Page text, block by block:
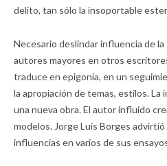
delito, tan sólo la insoportable
Necesario deslindar influencia de
autores mayores en otros
traduce en epigonía, en un
la apropiación de temas, estilos. La
una nueva obra. El autor influido
modelos. Jorge Luis Borges
influencias en varios de sus